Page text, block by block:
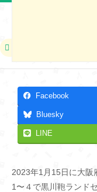
Facebook
Bluesky
LINE
2023年1月15日に大阪
1〜４で黒川鞄ランド